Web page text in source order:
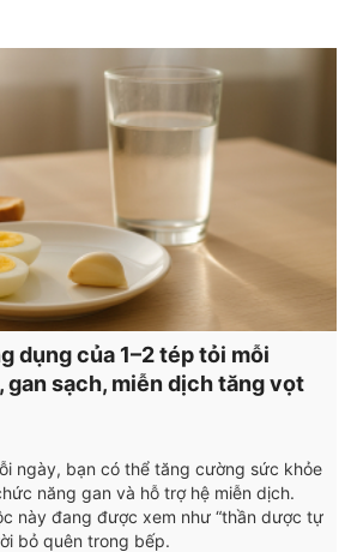
dụng của 1–2 tép tỏi mỗi
gan sạch, miễn dịch tăng vọt
ngày, bạn có thể tăng cường sức khỏe
năng gan và hỗ trợ hệ miễn dịch.
này đang được xem như “thần dược tự
bỏ quên trong bếp.